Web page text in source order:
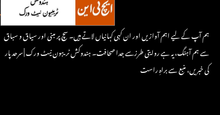
ہم آپ کے لیے اہم آوازیں اور ان کہی کہانیاں لاتے ہیں۔ سچ پر مبنی اور سیاق و سباق
سے ہم آہنگ، یہ ہے روایتی طرزسے جدا صحافت۔ ہندوکش ٹریبون نیٹ ورک | سرحد پار
کی خبریں، منبع سے براہِ راست